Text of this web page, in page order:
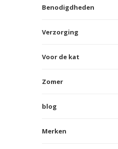
Benodigdheden
Verzorging
Voor de kat
Zomer
blog
Merken